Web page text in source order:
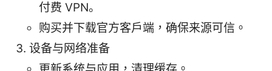
付费 VPN。
购买并下载官方客户端，确保来源可信。
设备与网络准备